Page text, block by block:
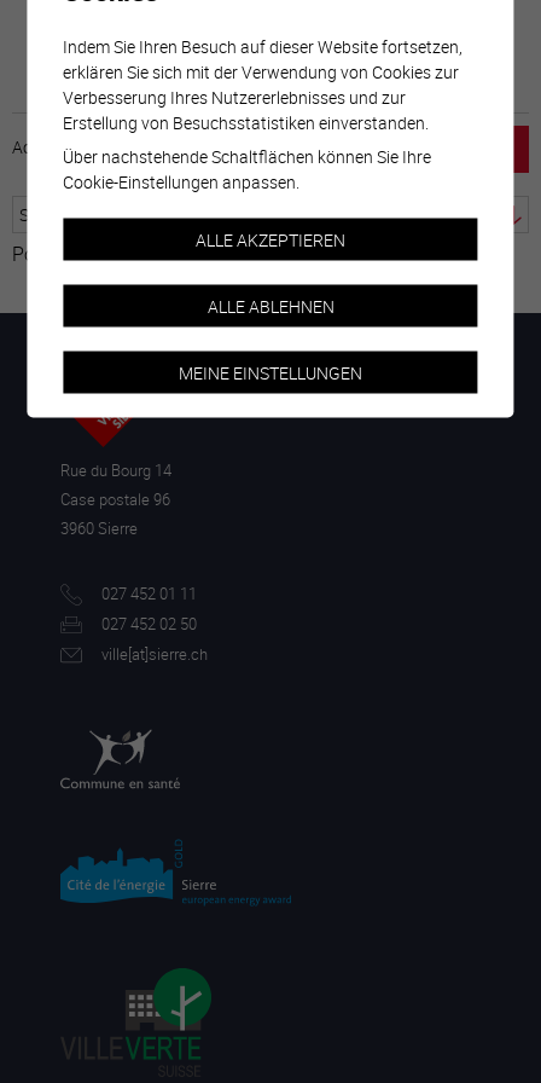
Accueil horaire emploi Mentions légales
Powered by Google Übersetzer
Rue du Bourg 14
Case postale 96
3960 Sierre
027 452 01 11
027 452 02 50
ville[at]sierre.ch
Indem Sie Ihren Besuch auf dieser Website fortsetzen,
erklären Sie sich mit der Verwendung von Cookies zur
Verbesserung Ihres Nutzererlebnisses und zur
Erstellung von Besuchsstatistiken einverstanden.
Über nachstehende Schaltflächen können Sie Ihre
Cookie-Einstellungen anpassen.
ALLE AKZEPTIEREN
ALLE ABLEHNEN
MEINE EINSTELLUNGEN